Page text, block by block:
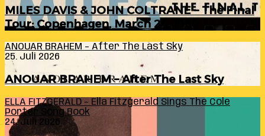
MILES DAVIS & JOHN COLTRANE – The Final
Tour: Copenhagen, March 24, 1960
ANOUAR BRAHEM – After The Last Sky
25. Juli 2026
ANOUAR BRAHEM – After The Last Sky
ELLA FITZGERALD – Ella Fitzgerald Sings The Cole
Porter Song Book
24. Juli 2026